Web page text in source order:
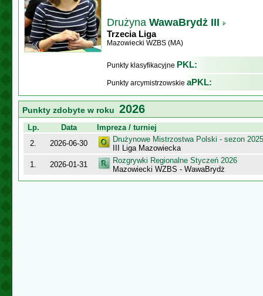
Drużyna WawaBrydż III
Trzecia Liga
Mazowiecki WZBS (MA)
Punkty klasyfikacyjne PKL:
Punkty arcymistrzowskie aPKL:
Punkty zdobyte w roku 2026
Lp. Data
Impreza / turniej
2.
2026-06-30
Drużynowe Mistrzostwa Polski - sezon
III Liga Mazowiecka
1.
2026-01-31
Rozgrywki Regionalne Styczeń 2026
Mazowiecki WZBS - WawaBrydż